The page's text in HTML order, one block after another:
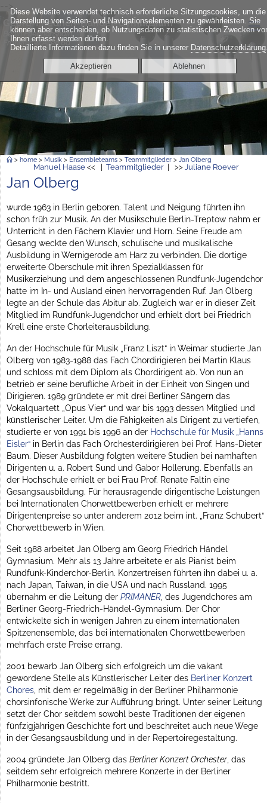
Diese Website verwendet technisch erforderliche Sitzungscookies, um die
Darstellung von Seiten- und Navigationselementen zu gewährleisten. Sie
können aber entscheiden, ob Nutzungsdaten zu statistischen Zwecken
Ihnen erfasst werden dürfen.
Detaillierte Informationen dazu finden Sie in unserer Datenschutzerklärung
Akzeptieren Ablehnen
-->
Georg-Friedrich-Händel-Gymnasium
Berlin Friedrichshain
Frankfurter Allee 6a
≡
> home > Musik > Ensembleteams > Teammitglieder > Jan Olberg
Manuel Haase<< | Teammitglieder| >> Juliane Roever
Jan Olberg
wurde 1963 in Berlin geboren. Talent und Neigung führten ihn
schon früh zur Musik. An der Musikschule Berlin-Treptow nahm er
Unterricht in den Fächern Klavier und Horn. Seine Freude am
Gesang weckte den Wunsch, schulische und musikalische
Ausbildung in Wernigerode am Harz zu verbinden. Die dortige
erweiterte Oberschule mit ihren Spezialklassen für
Musikerziehung und dem angeschlossenen Rundfunk-Jugendchor
hatte im In- und Ausland einen hervorragenden Ruf. Jan Olberg
legte an der Schule das Abitur ab. Zugleich war er in dieser Zeit
Mitglied im Rundfunk-Jugendchor und erhielt dort bei Friedrich
Krell eine erste Chorleiterausbildung.
An der Hochschule für Musik „Franz Liszt“ in Weimar studierte Jan
Olberg von 1983-1988 das Fach Chordirigieren bei Martin Klaus
und schloss mit dem Diplom als Chordirigent ab. Von nun an
betrieb er seine berufliche Arbeit in der Einheit von Singen und
Dirigieren. 1989 gründete er mit drei Berliner Sängern das
Vokalquartett „Opus Vier“ und war bis 1993 dessen Mitglied und
künstlerischer Leiter. Um die Fähigkeiten als Dirigent zu vertiefen,
studierte er von 1991 bis 1996 an der Hochschule für Musik „Hanns
Eisler“ in Berlin das Fach Orchesterdirigieren bei Prof. Hans-Dieter
Baum. Dieser Ausbildung folgten weitere Studien bei namhaften
Dirigenten u. a. Robert Sund und Gabor Hollerung. Ebenfalls an
der Hochschule erhielt er bei Frau Prof. Renate Faltin eine
Gesangsausbildung. Für herausragende dirigentische Leistungen
bei Internationalen Chorwettbewerben erhielt er mehrere
Dirigentenpreise so unter anderem 2012 beim int. „Franz Schubert“
Chorwettbewerb in Wien.
Seit 1988 arbeitet Jan Olberg am Georg Friedrich Händel
Gymnasium. Mehr als 13 Jahre arbeitete er als Pianist beim
Rundfunk-Kinderchor-Berlin. Konzertreisen führten ihn dabei u. a.
nach Japan, Taiwan, in die USA und nach Russland. 1995
übernahm er die Leitung der PRIMANER , des Jugendchores am
Berliner Georg-Friedrich-Händel-Gymnasium. Der Chor
entwickelte sich in wenigen Jahren zu einem internationalen
Spitzenensemble, das bei internationalen Chorwettbewerben
mehrfach erste Preise errang.
2001 bewarb Jan Olberg sich erfolgreich um die vakant
gewordene Stelle als Künstlerischer Leiter des Berliner Konzert
Chores , mit dem er regelmäßig in der Berliner Philharmonie
chorsinfonische Werke zur Aufführung bringt. Unter seiner Leitung
setzt der Chor seitdem sowohl beste Traditionen der eigenen
fünfzigjährigen Geschichte fort und beschreitet auch neue Wege
in der Gesangsausbildung und in der Repertoiregestaltung.
2004 gründete Jan Olberg das Berliner Konzert Orchester , das
seitdem sehr erfolgreich mehrere Konzerte in der Berliner
Philharmonie bestritt.